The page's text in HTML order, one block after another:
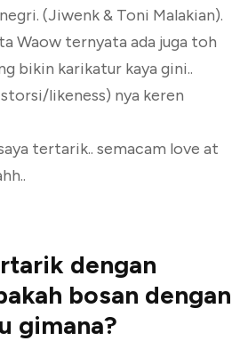
(Jiwenk & Toni Malakian).
Waow ternyata ada juga toh
bikin karikatur kaya gini..
likeness) nya keren
tertarik.. semacam love at
dengan
bosan dengan
gimana?